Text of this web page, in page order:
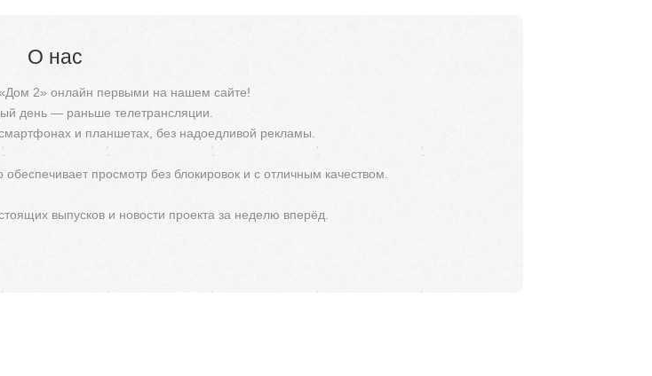
О нас
2» онлайн первыми на нашем сайте!
день — раньше телетрансляции.
и планшетах, без надоедливой рекламы.
просмотр без блокировок и с отличным качеством.
выпусков и новости проекта за неделю вперёд.